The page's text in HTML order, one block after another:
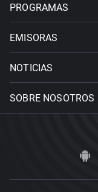
PROGRAMAS
EMISORAS
NOTICIAS
SOBRE NOSOTROS